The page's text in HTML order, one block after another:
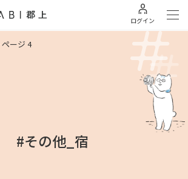
ログイン
ページ 4
#その他_宿